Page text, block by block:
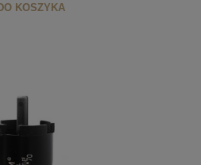
DO KOSZYKA